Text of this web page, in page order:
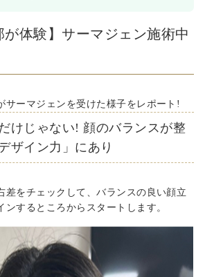
が体験】サーマジェン施術中
サーマジェンを受けた様子をレポート!
けじゃない! 顔のバランスが整
ザイン力」にあり
差をチェックして、バランスの良い顔立
ンするところからスタートします。